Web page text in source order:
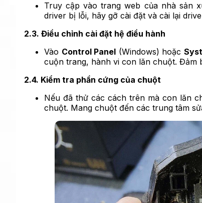
Truy cập vào trang web của nhà sản
driver bị lỗi, hãy gỡ cài đặt và cài lại
2.3. Điều chỉnh cài đặt hệ điều hành
Vào Control Panel (Windows) hoặc
cuộn trang, hành vi con lăn chuột. Đảm
2.4. Kiểm tra phần cứng của chuột
Nếu đã thử các cách trên mà con lăn
chuột. Mang chuột đến các trung tâm